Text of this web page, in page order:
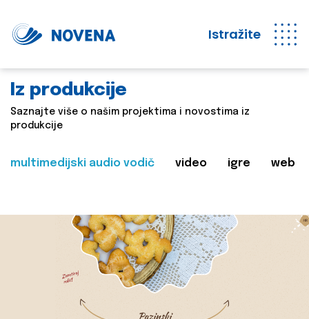
Istražite
Iz produkcije
Saznajte više o našim projektima i novostima iz
produkcije
multimedijski audio vodič video igre web